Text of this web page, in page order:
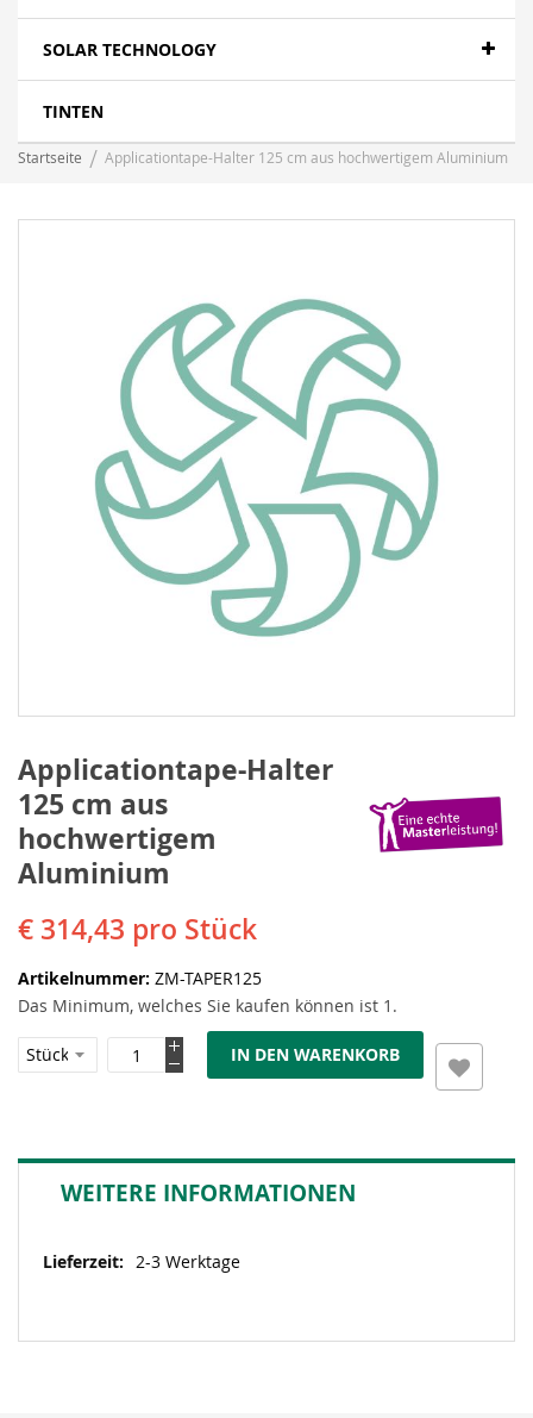
SOLAR TECHNOLOGY
TINTEN
Startseite Applicationtape-Halter 125 cm aus hochwertigem Aluminium
Applicationtape-Halter
125 cm aus
hochwertigem
Aluminium
€ 314,43 pro Stück
Artikelnummer ZM-TAPER125
Das Minimum, welches Sie kaufen können ist 1.
IN DEN WARENKORB
WEITERE INFORMATIONEN
Weitere
2-3 Werktage